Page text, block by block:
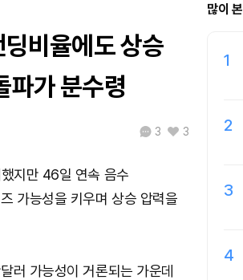
비율에도 상승
가 분수령
3 3
지만 46일 연속 음수
가능성을 키우며 상승 압력을
러 가능성이 거론되는 가운데
많이
1
2
3
4